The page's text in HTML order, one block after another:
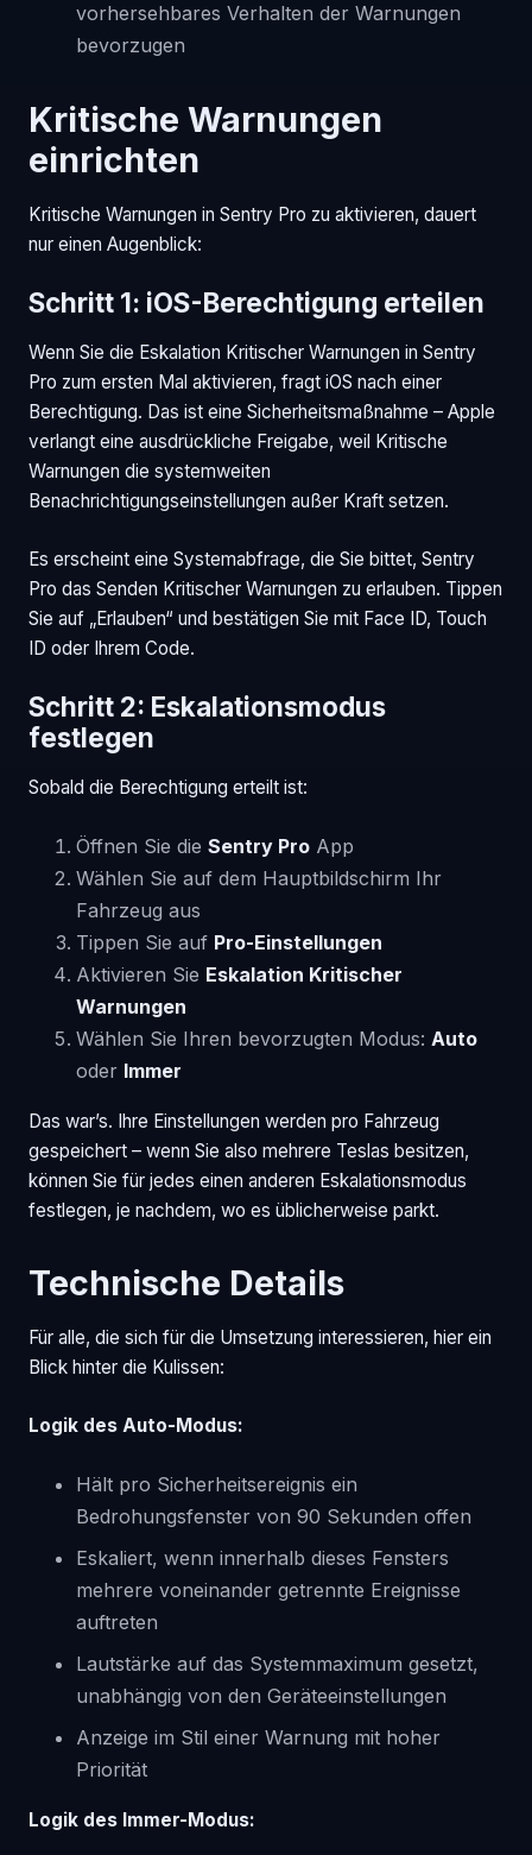
vorhersehbares Verhalten der Warnungen
bevorzugen
Kritische Warnungen
einrichten
Kritische Warnungen in Sentry Pro zu aktivieren, dauert
nur einen Augenblick:
Schritt 1: iOS-Berechtigung erteilen
Wenn Sie die Eskalation Kritischer Warnungen in Sentry
Pro zum ersten Mal aktivieren, fragt iOS nach einer
Berechtigung. Das ist eine Sicherheitsmaßnahme – Apple
verlangt eine ausdrückliche Freigabe, weil Kritische
Warnungen die systemweiten
Benachrichtigungseinstellungen außer Kraft setzen.
Es erscheint eine Systemabfrage, die Sie bittet, Sentry
Pro das Senden Kritischer Warnungen zu erlauben. Tippen
Sie auf „Erlauben“ und bestätigen Sie mit Face ID, Touch
ID oder Ihrem Code.
Schritt 2: Eskalationsmodus
festlegen
Sobald die Berechtigung erteilt ist:
Öffnen Sie die Sentry Pro App
Wählen Sie auf dem Hauptbildschirm Ihr
Fahrzeug aus
Tippen Sie auf Pro-Einstellungen
Aktivieren Sie Eskalation Kritischer
Warnungen
Wählen Sie Ihren bevorzugten Modus: Auto
oder Immer
Das war’s. Ihre Einstellungen werden pro Fahrzeug
gespeichert – wenn Sie also mehrere Teslas besitzen,
können Sie für jedes einen anderen Eskalationsmodus
festlegen, je nachdem, wo es üblicherweise parkt.
Technische Details
Für alle, die sich für die Umsetzung interessieren, hier ein
Blick hinter die Kulissen:
Logik des Auto-Modus:
Hält pro Sicherheitsereignis ein
Bedrohungsfenster von 90 Sekunden offen
Eskaliert, wenn innerhalb dieses Fensters
mehrere voneinander getrennte Ereignisse
auftreten
Lautstärke auf das Systemmaximum gesetzt,
unabhängig von den Geräteeinstellungen
Anzeige im Stil einer Warnung mit hoher
Priorität
Logik des Immer-Modus: